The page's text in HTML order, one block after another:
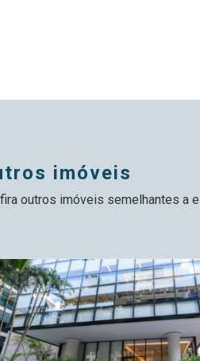
imóveis
outros imóveis semelhantes a